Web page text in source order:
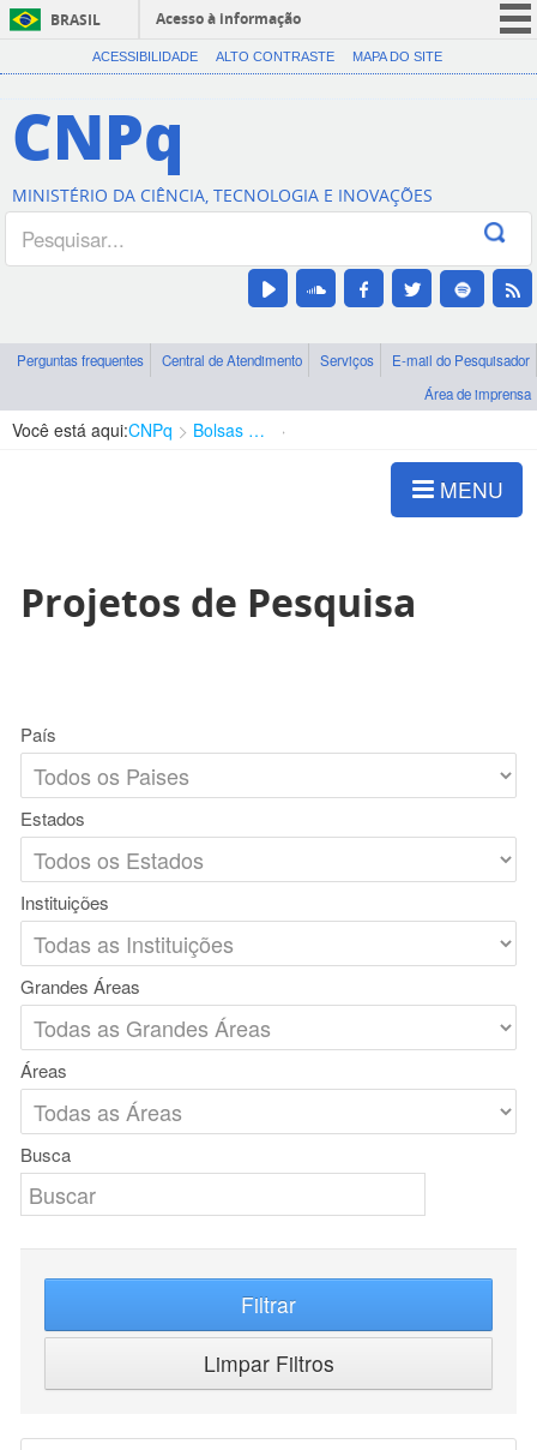
BRASIL
Acesso à informação
CORONAVÍRUS (COVID-19)
Canais
ACESSIBILIDADE ALTO CONTRASTE MAPA DO SITE
CNPq
MINISTÉRIO DA CIÊNCIA, TECNOLOGIA E INOVAÇÕES
Perguntas frequentes Central de Atendimento Serviços
E-mail do Pesquisador
Área de imprensa
Você está aqui:CNPq Bolsas e Auxílios Vigentes
MENU
Projetos de Pesquisa
País
Estados
Instituições
Grandes Áreas
Áreas
Busca
Filtrar
Limpar Filtros